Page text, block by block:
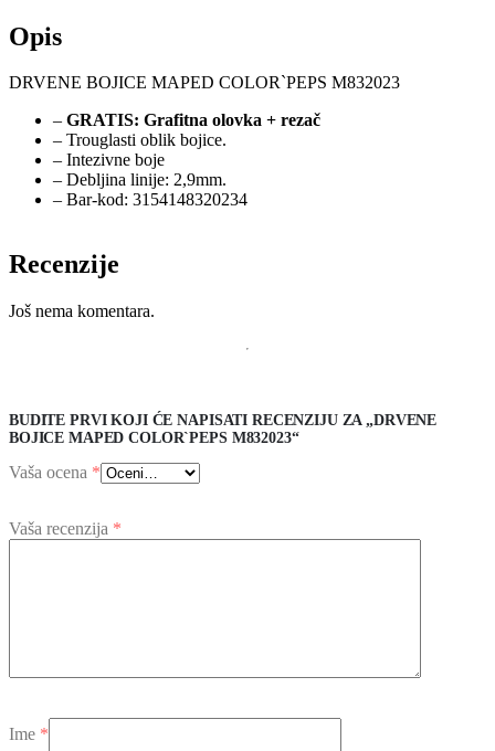
Opis
DRVENE BOJICE MAPED COLOR`PEPS M832023
– GRATIS: Grafitna olovka + rezač
– Trouglasti oblik bojice.
– Intezivne boje
– Debljina linije: 2,9mm.
– Bar-kod: 3154148320234
Recenzije
Još nema komentara.
BUDITE PRVI KOJI ĆE NAPISATI RECENZIJU ZA „DRVENE
BOJICE MAPED COLOR`PEPS M832023“
Vaša ocena *
Vaša recenzija *
Ime *